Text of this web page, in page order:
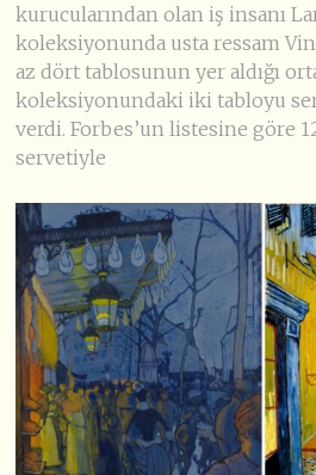
kurucularından olan iş insanı
koleksiyonunda usta ressam
az dört tablosunun yer aldığı
koleksiyonundaki iki tabloyu
verdi. Forbes’un listesine göre
servetiyle